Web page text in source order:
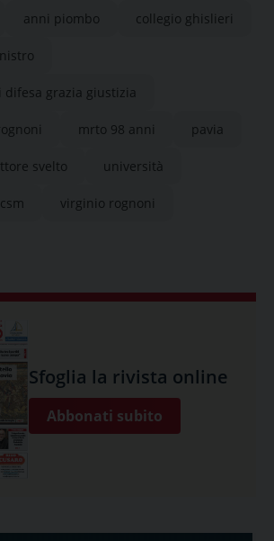
anni piombo collegio ghislieri
grazia giustizia
mrto 98 anni pavia
svelto università
virginio rognoni
Sfoglia la rivista online
Abbonati subito